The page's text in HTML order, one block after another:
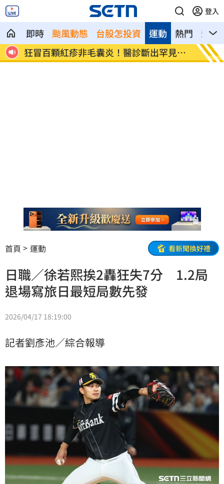
登入
即時 颱風動態 台股怎投資 熱門 影音
運動
毛囊炎！醫診斷出罕見疾
颱風還沒到！基隆爆海水
首頁 運動 看新聞換好禮
日職／徐若熙挨2轟狂失7分 1.2局
退場寫旅日最短局數先發
2026/04/17 18:19:00
記者劉彥池／綜合報導